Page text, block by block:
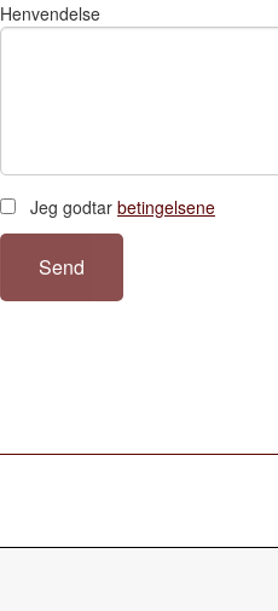
Henvendelse
Jeg godtar betingelsene
Send